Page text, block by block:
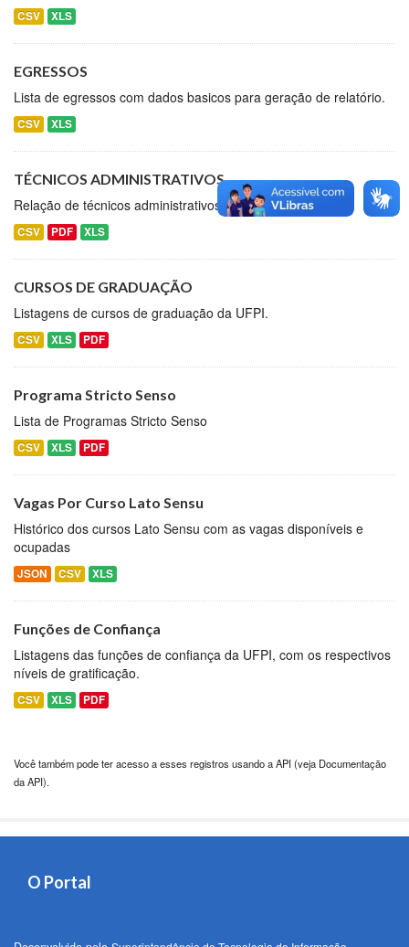
CSV XLS
EGRESSOS
Lista de egressos com dados basicos para geração de relatório.
CSV XLS
TÉCNICOS ADMINISTRATIVOS
Relação de técnicos administrativos da UFPI.
CSV PDF XLS
CURSOS DE GRADUAÇÃO
Listagens de cursos de graduação da UFPI.
CSV XLS PDF
Programa Stricto Senso
Lista de Programas Stricto Senso
CSV XLS PDF
Vagas Por Curso Lato Sensu
Histórico dos cursos Lato Sensu com as vagas disponíveis e
ocupadas
JSON CSV XLS
Funções de Confiança
Listagens das funções de confiança da UFPI, com os respectivos
níveis de gratificação.
CSV XLS PDF
Você também pode ter acesso a esses registros usando aAPI(veja Documentação
da API).
O Portal